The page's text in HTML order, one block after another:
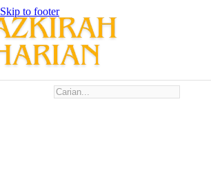
Skip to footer
Search